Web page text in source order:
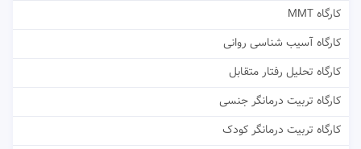
کارگاه MMT
کارگاه آسیب شناسی روانی
کارگاه تحلیل رفتار متقابل
کارگاه تربیت درمانگر جنسی
کارگاه تربیت درمانگر کودک